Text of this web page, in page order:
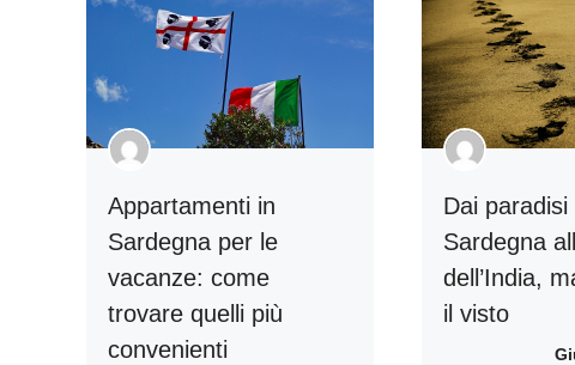
Appartamenti in
Sardegna per le
vacanze: come
trovare quelli più
convenienti
Dai paradisi
Sardegna
dell’India,
il visto